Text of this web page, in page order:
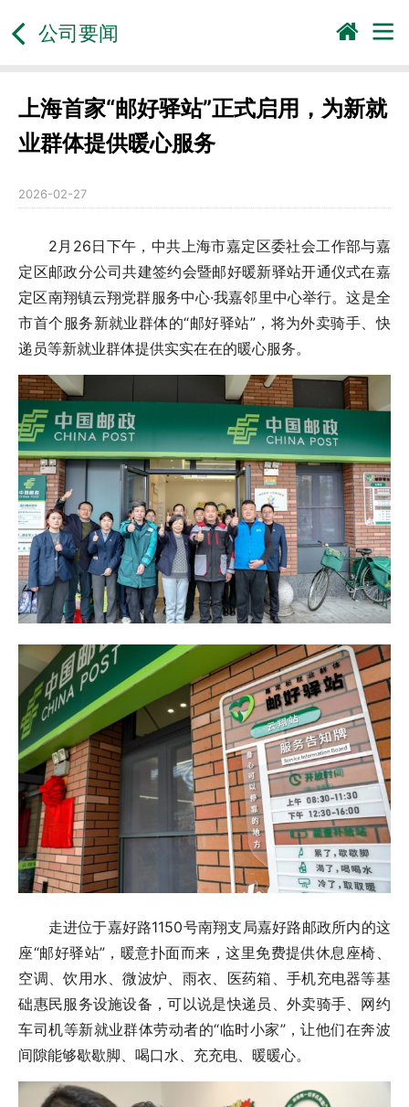
公司要闻
上海首家“邮好驿站”正式启用，为新就
业群体提供暖心服务
2026-02-27
2月26日下午，中共上海市嘉定区委社会工作部与嘉
定区邮政分公司共建签约会暨邮好暖新驿站开通仪式在嘉
定区南翔镇云翔党群服务中心·我嘉邻里中心举行。这是全
市首个服务新就业群体的“邮好驿站”，将为外卖骑手、快
递员等新就业群体提供实实在在的暖心服务。
走进位于嘉好路1150号南翔支局嘉好路邮政所内的这
座“邮好驿站”，暖意扑面而来，这里免费提供休息座椅、
空调、饮用水、微波炉、雨衣、医药箱、手机充电器等基
础惠民服务设施设备，可以说是快递员、外卖骑手、网约
车司机等新就业群体劳动者的“临时小家”，让他们在奔波
间隙能够歇歇脚、喝口水、充充电、暖暖心。